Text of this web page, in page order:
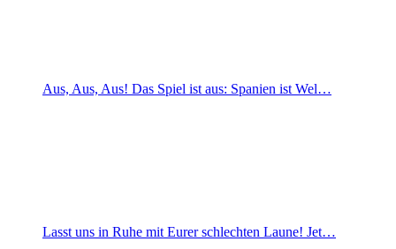
Aus, Aus, Aus! Das Spiel ist aus: Spanien ist Wel…
Lasst uns in Ruhe mit Eurer schlechten Laune! Jet…